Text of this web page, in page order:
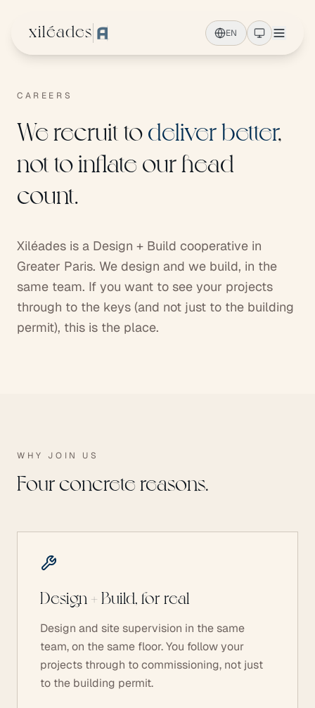
xiléades
EN
CAREERS
We recruit to deliver better,
not to inflate our head
count.
Xiléades is a Design + Build cooperative in
Greater Paris. We design and we build, in the
same team. If you want to see your projects
through to the keys (and not just to the building
permit), this is the place.
WHY JOIN US
Four concrete reasons.
Design + Build, for real
Design and site supervision in the same
team, on the same floor. You follow your
projects through to commissioning, not just
to the building permit.